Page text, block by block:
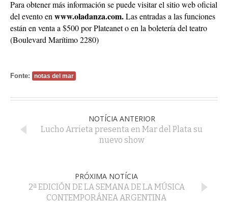
Para obtener más información se puede visitar el sitio web oficial
del evento en www.oladanza.com.Las entradas a las funciones
están en venta a $500 por Plateanet o en la boletería del teatro
(Boulevard Marítimo 2280)
Fonte: notas del mar
NOTÍCIA ANTERIOR
Lucho Arrieta presenta en Mar del Plata su
nuevo show
PRÓXIMA NOTÍCIA
2ª EDICIÓN DE LA SEMANA DE LA MÚSICA
CONTEMPORÁNEA ARGENTINA